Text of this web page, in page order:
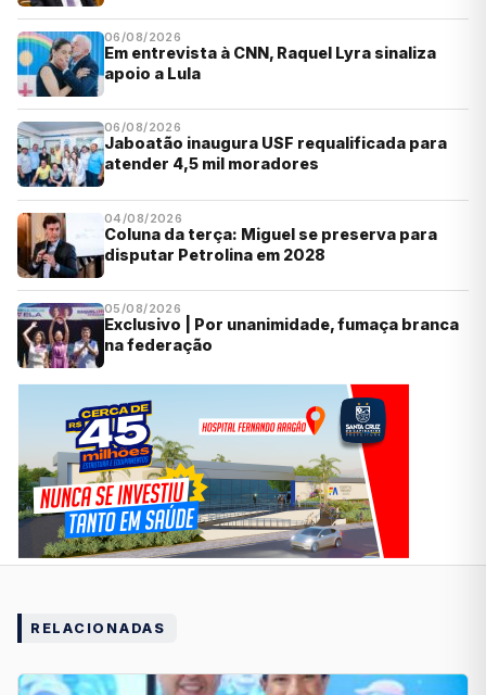
06/08/2026
Em entrevista à CNN, Raquel Lyra sinaliza
apoio a Lula
06/08/2026
Jaboatão inaugura USF requalificada para
atender 4,5 mil moradores
04/08/2026
Coluna da terça: Miguel se preserva para
disputar Petrolina em 2028
05/08/2026
Exclusivo | Por unanimidade, fumaça branca
na federação
RELACIONADAS